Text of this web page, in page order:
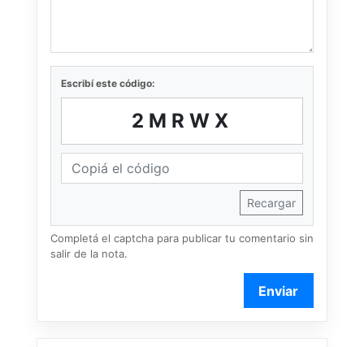
Escribí este código:
2MRWX
Recargar
Completá el captcha para publicar tu comentario sin
salir de la nota.
Enviar